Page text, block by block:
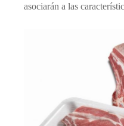
asociarán a las